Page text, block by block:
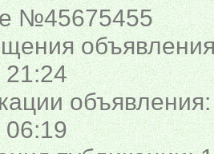
№45675455
объявления: